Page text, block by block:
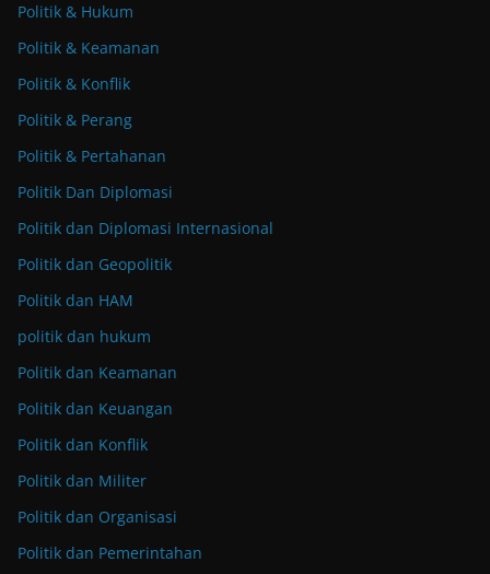
Politik & Hukum
Politik & Keamanan
Politik & Konflik
Politik & Perang
Politik & Pertahanan
Politik Dan Diplomasi
Politik dan Diplomasi Internasional
Politik dan Geopolitik
Politik dan HAM
politik dan hukum
Politik dan Keamanan
Politik dan Keuangan
Politik dan Konflik
Politik dan Militer
Politik dan Organisasi
Politik dan Pemerintahan